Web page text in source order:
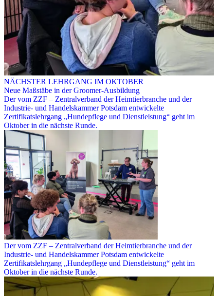
NÄCHSTER LEHRGANG IM OKTOBER
Neue Maßstäbe in der Groomer-Ausbildung
Der vom ZZF – Zentralverband der Heimtierbranche und der
Industrie- und Handelskammer Potsdam entwickelte
Zertifikatslehrgang „Hundepflege und Dienstleistung“ geht im
Oktober in die nächste Runde.
Der vom ZZF – Zentralverband der Heimtierbranche und der
Industrie- und Handelskammer Potsdam entwickelte
Zertifikatslehrgang „Hundepflege und Dienstleistung“ geht im
Oktober in die nächste Runde.